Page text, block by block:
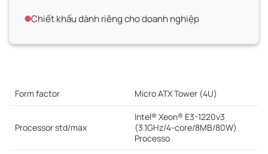
Chiết khấu dành riêng cho doanh nghiệp
Form factor Micro ATX Tower (4U)
Processor std/max
Intel® Xeon® E3-1220v3
(3.1GHz/4-core/8MB/80W)
Processo